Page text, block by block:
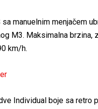
manuelnim menjačem
M3. Maksimalna brzina,
km/h.
Individual boje sa retro